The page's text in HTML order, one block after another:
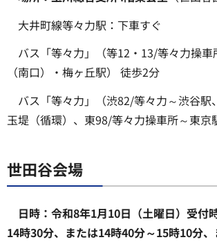
大井町線等々力駅：下車すぐ
バス「等々力」（等12・13/等々力操
（南口）・梅ヶ丘駅） 徒歩2分
バス「等々力」（渋82/等々力～渋谷駅
玉堤（循環）、東98/等々力操車所～東京
世田谷会場
日時：令和8年1月10日（土曜日）受付
14時30分、または14時40分～15時10分